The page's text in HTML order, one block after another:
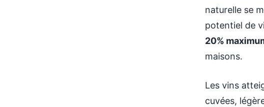
naturelle se
potentiel de
20%
maisons.
Les vins
cuvées,